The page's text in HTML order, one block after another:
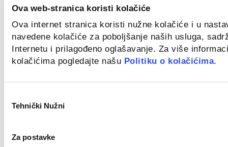
Ova web-stranica koristi kolačiće
Ova internet stranica koristi nužne kolačiće i u
navedene kolačiće za poboljšanje naših usluga,
Internetu i prilagođeno oglašavanje. Za više
kolačićima pogledajte našu Politiku o kolačićima.
pristanka
Tehnički Nužni
Za postavke
koje nisu temeljene na osjećajima i potrebi da budete
Baš zato, ponekad ovo zbilja nije bijeg nego jedini
situacija umiri.
Uključi neutralnu treću osobu
bilo od nadređenog, HR-a ili vanjskog medijatora.
(„Imamo neslaganje oko… pokušali smo riješiti, ali